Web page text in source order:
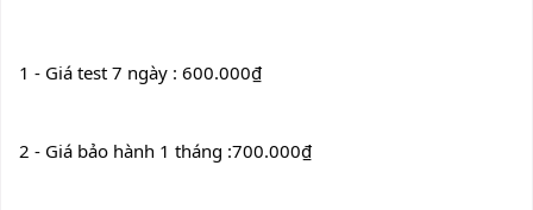
1 - Giá test 7 ngày : 600.000₫
2 - Giá bảo hành 1 tháng :700.000₫